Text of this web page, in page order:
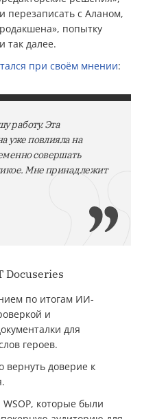
перезаписать с Аланом,
попытку
так далее.
при своём мнении:
работу. Эта
уже повлияла на
совершать
Мне принадлежит
Docuseries
по итогам ИИ-
и
для
героев.
вернуть доверие к
которые были